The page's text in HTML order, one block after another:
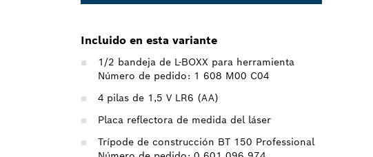
Incluido en esta variante
1/2 bandeja de L-BOXX para herramienta
Número de pedido: 1 608 M00 C04
4 pilas de 1,5 V LR6 (AA)
Placa reflectora de medida del láser
Trípode de construcción BT 150 Professional